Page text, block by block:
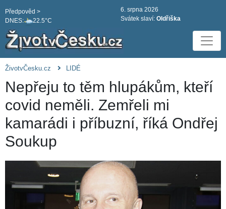
DNES: 22.5°C
Předpověd >
6. srpna 2026
Svátek slaví: Oldřiška
ŽivotvČesku.cz LIDÉ
Nepřeju to těm hlupákům, kteří
covid neměli. Zemřeli mi
kamarádi i příbuzní, říká Ondřej
Soukup